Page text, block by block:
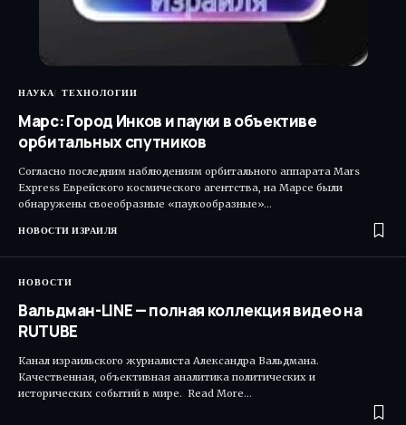
НАУКА ТЕХНОЛОГИИ
Марс: Город Инков и пауки в объективе
орбитальных спутников
Согласно последним наблюдениям орбитального аппарата Mars
Express Еврейского космического агентства, на Марсе были
обнаружены своеобразные «паукообразные»…
НОВОСТИ ИЗРАИЛЯ
НОВОСТИ
Вальдман-LINE — полная коллекция видео на
RUTUBE
Канал израильского журналиста Александра Вальдмана.
Качественная, объективная аналитика политических и
исторических событий в мире. Read More…